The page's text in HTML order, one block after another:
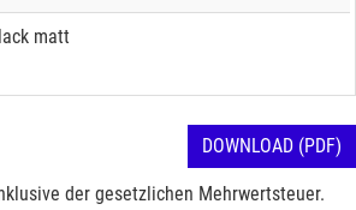
matt
DOWNLOAD (PDF)
der gesetzlichen Mehrwertsteuer.